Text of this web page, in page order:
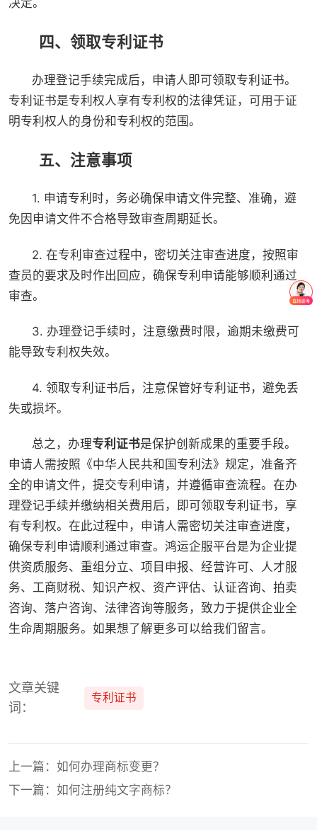
决定。
四、领取专利证书
办理登记手续完成后，申请人即可领取专利证书。
专利证书是专利权人享有专利权的法律凭证，可用于证
明专利权人的身份和专利权的范围。
五、注意事项
1. 申请专利时，务必确保申请文件完整、准确，避
免因申请文件不合格导致审查周期延长。
2. 在专利审查过程中，密切关注审查进度，按照审
查员的要求及时作出回应，确保专利申请能够顺利通过
审查。
3. 办理登记手续时，注意缴费时限，逾期未缴费可
能导致专利权失效。
4. 领取专利证书后，注意保管好专利证书，避免丢
失或损坏。
总之，办理专利证书是保护创新成果的重要手段。
申请人需按照《中华人民共和国专利法》规定，准备齐
全的申请文件，提交专利申请，并遵循审查流程。在办
理登记手续并缴纳相关费用后，即可领取专利证书，享
有专利权。在此过程中，申请人需密切关注审查进度，
确保专利申请顺利通过审查。鸿运企服平台是为企业提
供资质服务、重组分立、项目申报、经营许可、人才服
务、工商财税、知识产权、资产评估、认证咨询、拍卖
咨询、落户咨询、法律咨询等服务，致力于提供企业全
生命周期服务。如果想了解更多可以给我们留言。
文章关键
词：
专利证书
上一篇：如何办理商标变更？
下一篇：如何注册纯文字商标？